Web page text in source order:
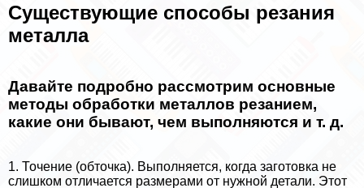
Существующие способы резания
металла
Давайте подробно рассмотрим основные
методы обработки металлов резанием,
какие они бывают, чем выполняются и т. д.
1. Точение (обточка). Выполняется, когда заготовка не
слишком отличается размерами от нужной детали. Этот